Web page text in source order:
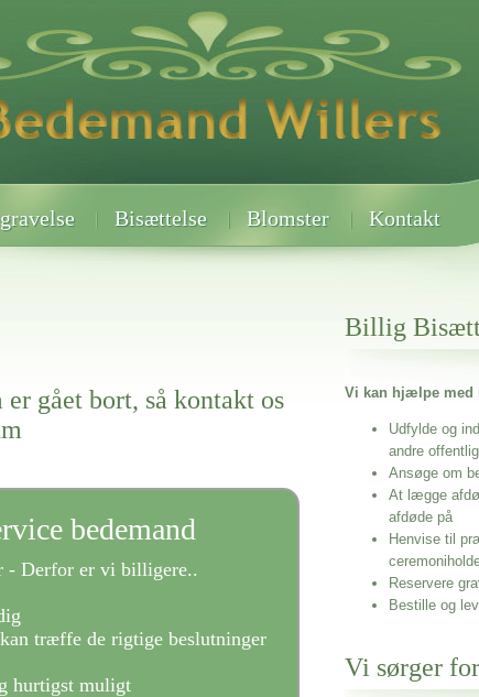
Bisættelse Blomster Kontakt
gået bort, så kontakt os
bedemand
- Derfor er vi billigere..
træffe de rigtige beslutninger
hurtigst muligt
Billig
Vi kan hjælpe med
Udfylde og
andre
Ansøge om
At lægge
afdøde på
Henvise til
Reservere
Bestille og
Vi sørger